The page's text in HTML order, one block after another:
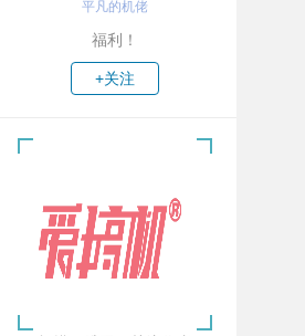
平凡的机佬
福利！
+关注